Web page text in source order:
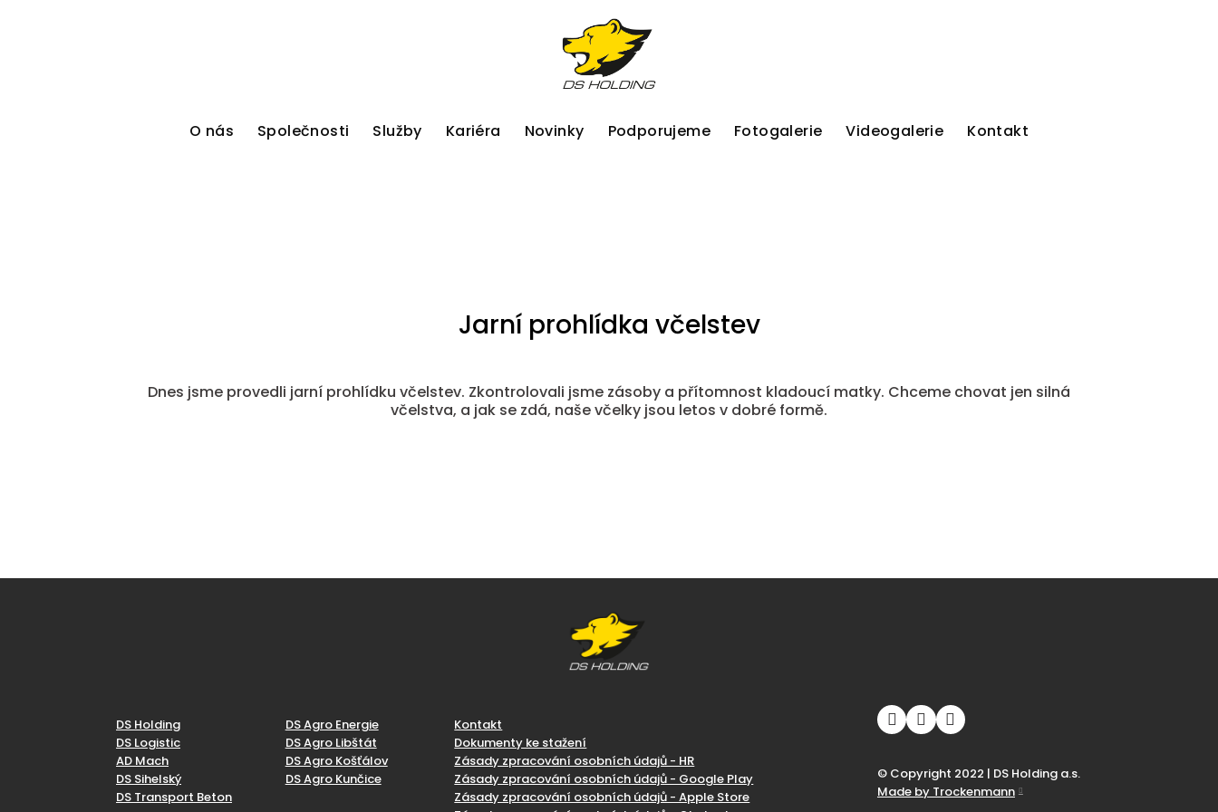
O nás Společnosti Služby Kariéra Novinky Podporujeme Fotogalerie Videogalerie Kontakt
Jarní prohlídka včelstev
Dnes jsme provedli jarní prohlídku včelstev. Zkontrolovali jsme zásoby a přítomnost kladoucí matky. Chceme chovat jen silná
včelstva, a jak se zdá, naše včelky jsou letos v dobré formě.
DS Holding
DS Logistic
AD Mach
DS Sihelský
DS Transport Beton
DS Agro Energie
DS Agro Libštát
DS Agro Košťálov
DS Agro Kunčice
Kontakt
Dokumenty ke stažení
Zásady zpracování osobních údajů - HR
Zásady zpracování osobních údajů - Google Play
Zásady zpracování osobních údajů - Apple Store
© Copyright 2022 | DS Holding a.s.
Made by Trockenmann